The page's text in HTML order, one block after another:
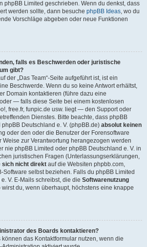
phpBB Limited geschrieben. Wenn du denkst, dass
werden sollte, dann besuche phpBB Ideas, wo du
Vorschläge abgeben oder neue Funktionen
falls es Beschwerden oder juristische
gibt?
der „Das Team“-Seite aufgeführt ist, ist ein
Beschwerde. Wenn du so keine Antwort erhältst,
Domain kontaktieren (führe dazu eine
— falls diese Seite bei einem kostenlosen
free.fr, funpic.de usw. liegt — den Support oder
Dienstes. Bitte beachte, dass phpBB
Deutschland e. V. (phpBB.de) absolut keinen
oder den oder die Benutzer der Forensoftware
Weise zur Verantwortung herangezogen werden
nie phpBB Limited oder phpBB Deutschland e. V. in
juristischen Fragen (Unterlassungserklärungen,
sich nicht direkt auf die Websiten phpbb.com,
Software selbst beziehen. Falls du phpBB Limited
V. E-Mails schreibst, die die Softwarenutzung
wirst du, wenn überhaupt, höchstens eine knappe
des Boards kontaktieren?
das Kontaktformular nutzen, wenn die